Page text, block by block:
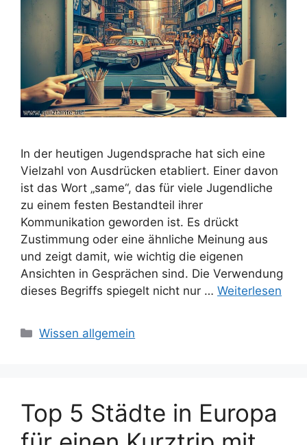
In der heutigen Jugendsprache hat sich eine
Vielzahl von Ausdrücken etabliert. Einer davon
ist das Wort „same“, das für viele Jugendliche
zu einem festen Bestandteil ihrer
Kommunikation geworden ist. Es drückt
Zustimmung oder eine ähnliche Meinung aus
und zeigt damit, wie wichtig die eigenen
Ansichten in Gesprächen sind. Die Verwendung
dieses Begriffs spiegelt nicht nur … Weiterlesen
Kategorien
Wissen allgemein
Top 5 Städte in Europa